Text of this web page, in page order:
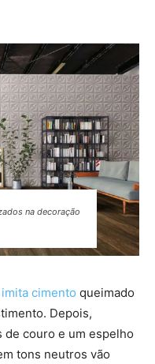
na decoração
cimento queimado
Depois,
de couro e um espelho
tons neutros vão